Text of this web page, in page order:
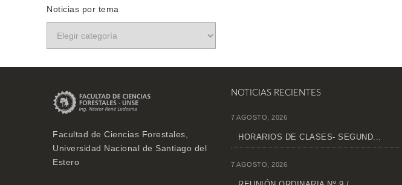
Noticias por tema
Facultad de Ciencias Forestales,
Universidad Nacional de Santiago del
Estero
NOTICIAS RECIENTES
7 AGOSTO, 2026
HORARIOS DE CLASES- SEGUND...
7 AGOSTO, 2026